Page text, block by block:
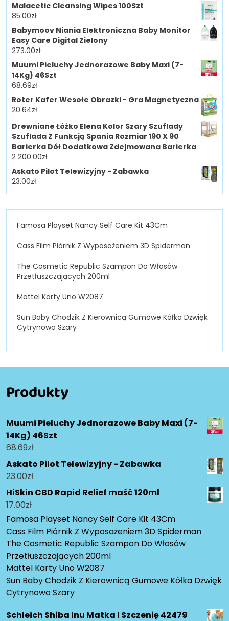
Malacetic Cleansing Wipes 100Szt
85.00zł
Babymoov Niania Elektroniczna Baby Monitor
Easy Care Digital Zielony
273.00zł
Muumi Pieluchy Jednorazowe Baby Maxi (7-
14Kg) 46Szt
68.69zł
Roter Kafer Wesołe Obrazki - Gra Magnetyczna
20.64zł
Drewniane Łóżko Elena Kolor Szary Szuflady
Szuflada Z Funkcją Spania Rozmiar 190 X 90
Barierka Dół Dodatkowa Zdejmowana Barierka
2 200.00zł
Askato Pilot Telewizyjny - Zabawka
23.00zł
Famosa Playset Nancy Self Care Kit 43Cm
Cass Film Piórnik Z Wyposażeniem 3D Spiderman
The Cosmetic Republic Szampon Do Włosów
Przetłuszczających 200ml
Mattel Karty Uno W2087
Sun Baby Chodzik Z Kierownicą Gumowe Kółka Dżwięk
Cytrynowo Szary
Produkty
Muumi Pieluchy Jednorazowe Baby Maxi (7-
14Kg) 46Szt
68.69zł
Askato Pilot Telewizyjny - Zabawka
23.00zł
HiSkin CBD Rapid Relief maść 120ml
17.00zł
Famosa Playset Nancy Self Care Kit 43Cm
Cass Film Piórnik Z Wyposażeniem 3D Spiderman
The Cosmetic Republic Szampon Do Włosów
Przetłuszczających 200ml
Mattel Karty Uno W2087
Sun Baby Chodzik Z Kierownicą Gumowe Kółka Dżwięk
Cytrynowo Szary
Schleich Shiba Inu Matka I Szczenię 42479